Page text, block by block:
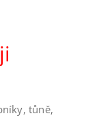
tůně,